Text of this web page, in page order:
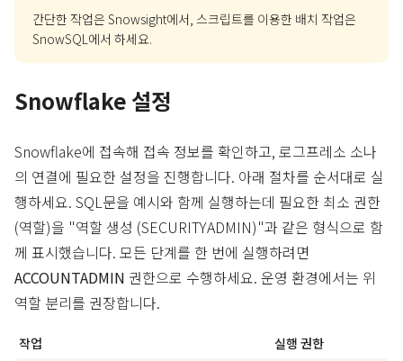
간단한 작업은 Snowsight에서, 스크립트를 이용한 배치 작업은
SnowSQL에서 하세요.
Snowflake 설정
Snowflake에 접속해 접속 정보를 확인하고, 로그프레소 소나
의 연결에 필요한 설정을 진행합니다. 아래 절차를 순서대로 실
행하세요. SQL문을 예시와 함께 실행하는데 필요한 최소 권한
(역할)을 "역할 생성 (SECURITYADMIN)"과 같은 형식으로 함
께 표시했습니다. 모든 단계를 한 번에 실행하려면
ACCOUNTADMIN 권한으로 수행하세요. 운영 환경에서는 위
역할 분리를 권장합니다.
작업 실행 권한